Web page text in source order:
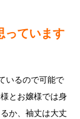
っています
いるので可能で
とお嬢様では身
か、袖丈は大丈